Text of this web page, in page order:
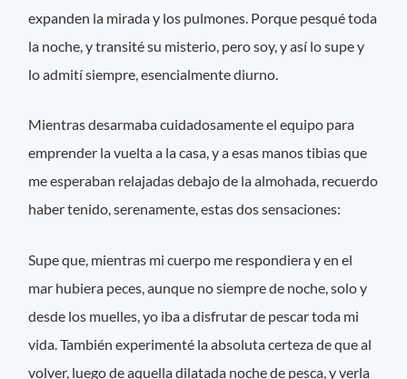
expanden la mirada y los pulmones. Porque pesqué toda
la noche, y transité su misterio, pero soy, y así lo supe y
lo admití siempre, esencialmente diurno.
Mientras desarmaba cuidadosamente el equipo para
emprender la vuelta a la casa, y a esas manos tibias que
me esperaban relajadas debajo de la almohada, recuerdo
haber tenido, serenamente, estas dos sensaciones:
Supe que, mientras mi cuerpo me respondiera y en el
mar hubiera peces, aunque no siempre de noche, solo y
desde los muelles, yo iba a disfrutar de pescar toda mi
vida. También experimenté la absoluta certeza de que al
volver, luego de aquella dilatada noche de pesca, y verla